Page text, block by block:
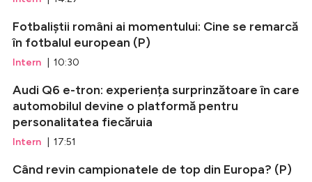
Fotbaliștii români ai momentului: Cine se remarcă
în fotbalul european (P)
Intern | 10:30
Audi Q6 e-tron: experiența surprinzătoare în care
automobilul devine o platformă pentru
personalitatea fiecăruia
Intern | 17:51
Când revin campionatele de top din Europa? (P)